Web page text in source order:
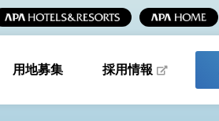
用地募集 採用情報